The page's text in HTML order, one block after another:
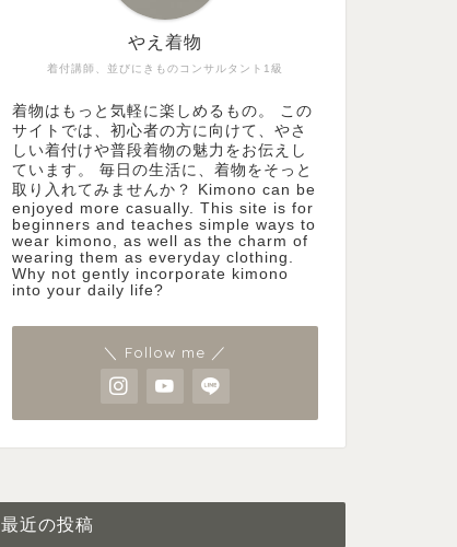
着付講師、並びにきものコンサルタント1級
やえ着物
着物はもっと気軽に楽しめるもの。 この
サイトでは、初心者の方に向けて、やさ
しい着付けや普段着物の魅力をお伝えし
ています。 毎日の生活に、着物をそっと
取り入れてみませんか？ Kimono can be
enjoyed more casually. This site is for
beginners and teaches simple ways to
wear kimono, as well as the charm of
wearing them as everyday clothing.
Why not gently incorporate kimono
into your daily life?
＼ Follow me ／
最近の投稿